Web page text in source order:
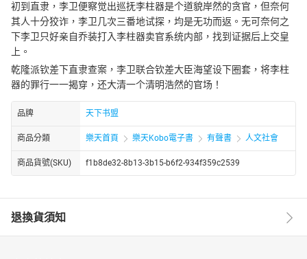
初到直隶，李卫便察觉出巡抚李柱器是个道貌岸然的贪官，但奈何
其人十分狡诈，李卫几次三番地试探，均是无功而返。无可奈何之
下李卫只好亲自乔装打入李柱器卖官系统内部，找到证据后上交皇
上。
乾隆派钦差下直隶查案，李卫联合钦差大臣海望设下圈套，将李柱
器的罪行一一揭穿，还大清一个清明浩然的官场！
品牌 天下书盟
商品分類 樂天首頁 樂天Kobo電子書 有聲書 人文社會
商品貨號(SKU) f1b8de32-8b13-3b15-b6f2-934f359c2539
退換貨須知